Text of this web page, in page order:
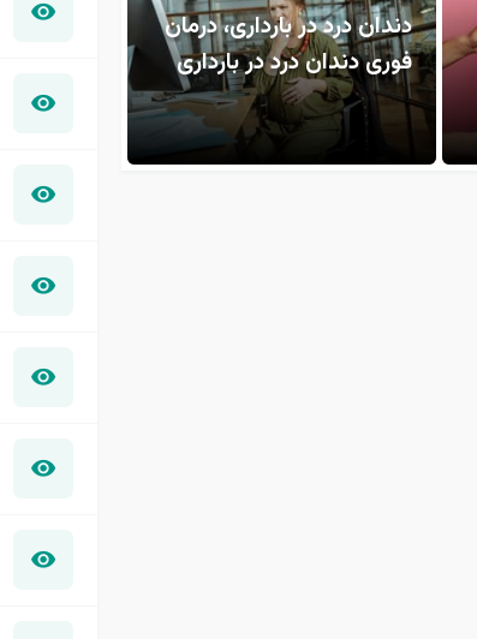
دندان درد در بارداری، درمان
فوری دندان درد در بارداری